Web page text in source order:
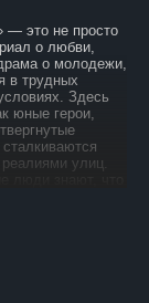
— это не просто
о любви,
о молодежи,
в трудных
Здесь
юные герои,
улиц.